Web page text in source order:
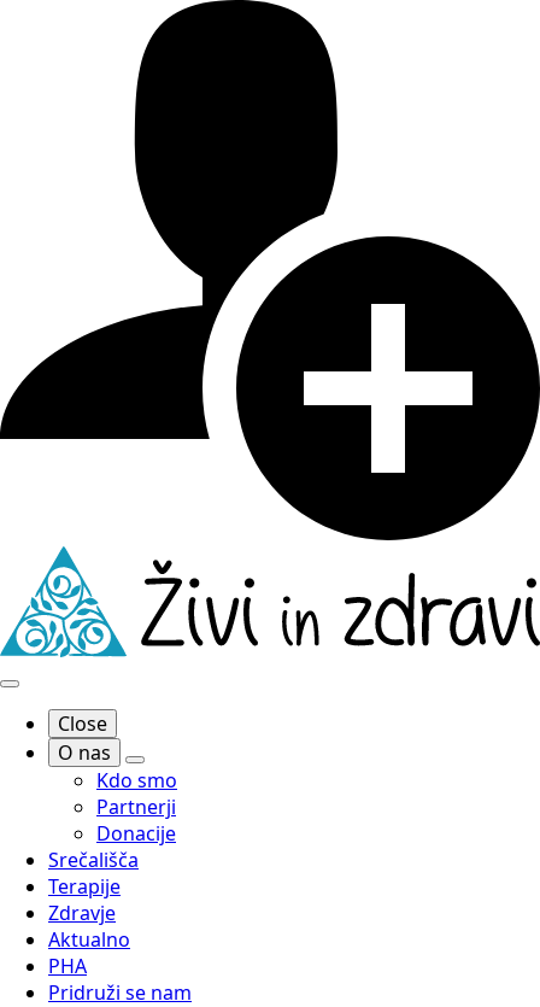
Close
O nas
Kdo smo
Partnerji
Donacije
Srečališča
Terapije
Zdravje
Aktualno
PHA
Pridruži se nam